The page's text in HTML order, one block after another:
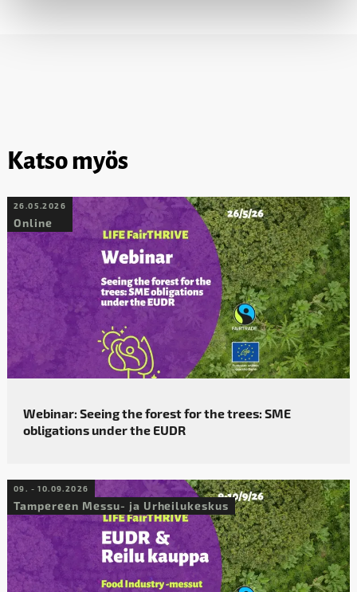
Katso myös
26.05.2026
Online
Webinar: Seeing the forest for the trees: SME
obligations under the EUDR
09. - 10.09.2026
Tampereen Messu- ja Urheilukeskus